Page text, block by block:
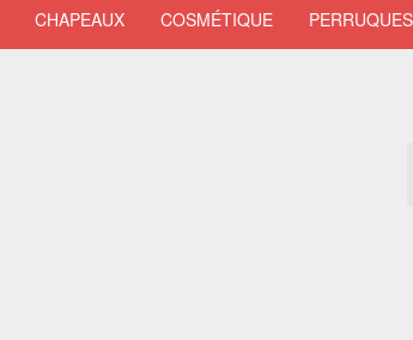
CHAPEAUX COSMÉTIQUE PERRUQUES